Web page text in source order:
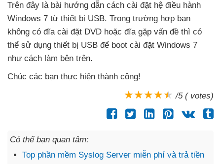
Trên đây là bài hướng dẫn cách cài đặt hệ điều hành
Windows 7 từ thiết bị USB. Trong trường hợp bạn
không có đĩa cài đặt DVD hoặc đĩa gặp vấn đề thì có
thể sử dụng thiết bị USB để boot cài đặt Windows 7
như cách làm bên trên.
Chúc các bạn thực hiện thành công!
/5 ( votes)
Có thể bạn quan tâm:
Top phần mềm Syslog Server miễn phí và trả tiền